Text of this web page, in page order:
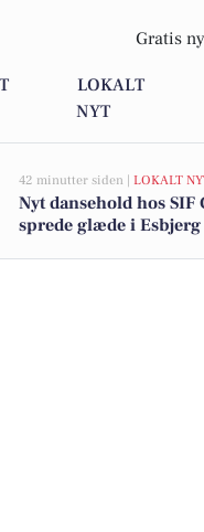
Gratis
LOKALT
NYT
42 minutter siden | LOKALT
Nyt dansehold hos SIF
sprede glæde i Esbjerg